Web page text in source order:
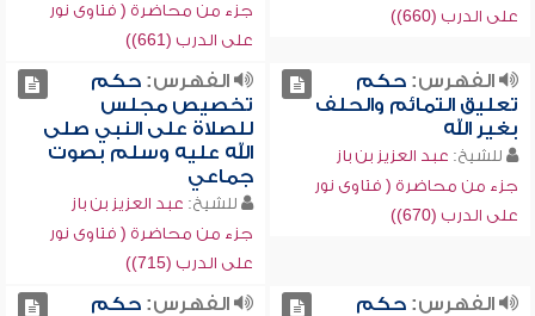
على الدرب (660))
جزء من محاضرة ( فتاوى نور
على الدرب (661))
الفهرس:حكم
تعليق التمائم والحلف
بغير الله
للشيخ: عبد العزيز بن باز
جزء من محاضرة ( فتاوى نور
على الدرب (670))
الفهرس:حكم
تخصيص مجلس
للصلاة على النبي صلى
الله عليه وسلم بصوت
جماعي
للشيخ: عبد العزيز بن باز
جزء من محاضرة ( فتاوى نور
على الدرب (715))
الفهرس:حكم
الفهرس:حكم